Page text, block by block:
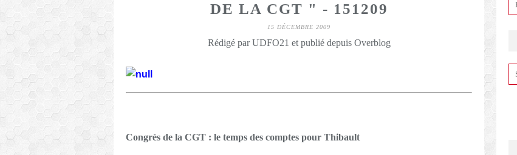
DE LA CGT " - 151209
15 DÉCEMBRE 2009
Rédigé par UDFO21 et publié depuis Overblog
Congrès de la CGT : le temps des comptes pour Thibault